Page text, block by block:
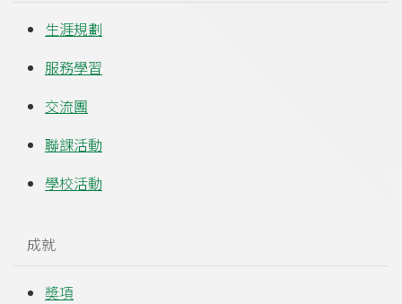
生涯規劃
服務學習
交流團
聯課活動
學校活動
成就
奬項